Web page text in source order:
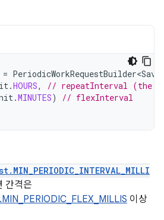
=
.HOURS,
// repeatInterval (the
.MINUTES)
// flexInterval
간격은
이상